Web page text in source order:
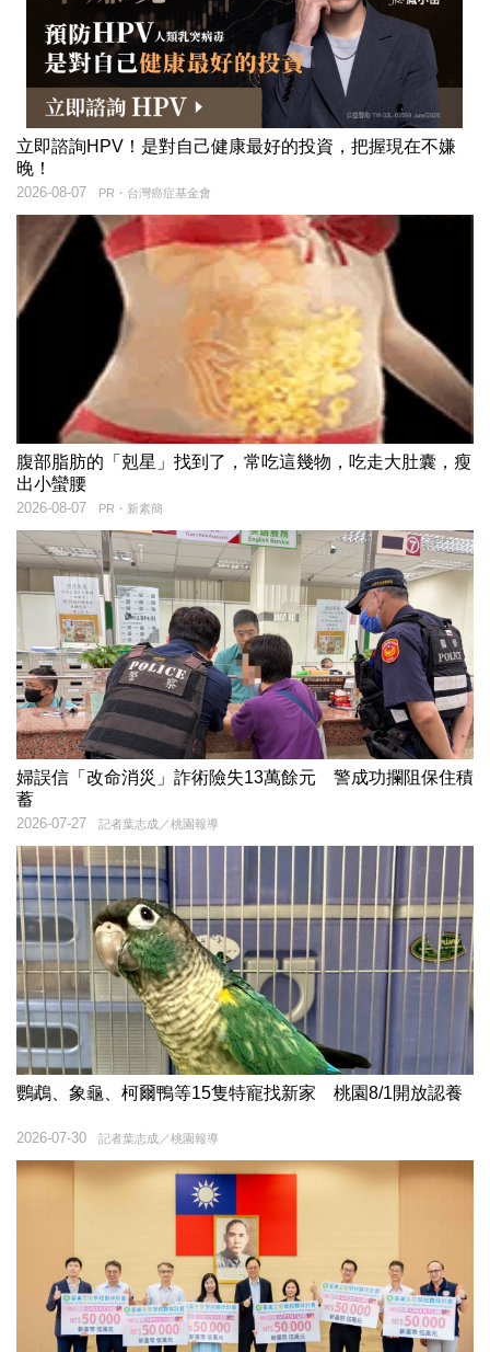
立即諮詢HPV！是對自己健康最好的投資，把握現在不嫌
晚！
PR・台灣癌症基金會
2026-08-07
腹部脂肪的「剋星」找到了，常吃這幾物，吃走大肚囊，瘦
出小蠻腰
PR・新素簡
2026-08-07
婦誤信「改命消災」詐術險失13萬餘元 警成功攔阻保住積
蓄
記者葉志成／桃園報導
2026-07-27
鸚鵡、象龜、柯爾鴨等15隻特寵找新家 桃園8/1開放認養
記者葉志成／桃園報導
2026-07-30